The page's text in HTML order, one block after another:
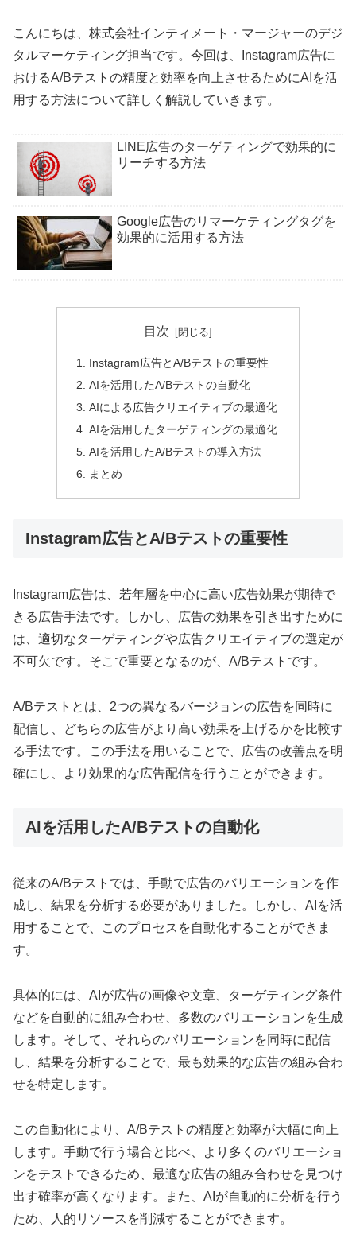
こんにちは、株式会社インティメート・マージャーのデジ
タルマーケティング担当です。今回は、Instagram広告に
おけるA/Bテストの精度と効率を向上させるためにAIを活
用する方法について詳しく解説していきます。
LINE広告のターゲティングで効果的に
リーチする方法
Google広告のリマーケティングタグを
効果的に活用する方法
目次
Instagram広告とA/Bテストの重要性
AIを活用したA/Bテストの自動化
AIによる広告クリエイティブの最適化
AIを活用したターゲティングの最適化
AIを活用したA/Bテストの導入方法
まとめ
Instagram広告とA/Bテストの重要性
Instagram広告は、若年層を中心に高い広告効果が期待で
きる広告手法です。しかし、広告の効果を引き出すために
は、適切なターゲティングや広告クリエイティブの選定が
不可欠です。そこで重要となるのが、A/Bテストです。
A/Bテストとは、2つの異なるバージョンの広告を同時に
配信し、どちらの広告がより高い効果を上げるかを比較す
る手法です。この手法を用いることで、広告の改善点を明
確にし、より効果的な広告配信を行うことができます。
AIを活用したA/Bテストの自動化
従来のA/Bテストでは、手動で広告のバリエーションを作
成し、結果を分析する必要がありました。しかし、AIを活
用することで、このプロセスを自動化することができま
す。
具体的には、AIが広告の画像や文章、ターゲティング条件
などを自動的に組み合わせ、多数のバリエーションを生成
します。そして、それらのバリエーションを同時に配信
し、結果を分析することで、最も効果的な広告の組み合わ
せを特定します。
この自動化により、A/Bテストの精度と効率が大幅に向上
します。手動で行う場合と比べ、より多くのバリエーショ
ンをテストできるため、最適な広告の組み合わせを見つけ
出す確率が高くなります。また、AIが自動的に分析を行う
ため、人的リソースを削減することができます。